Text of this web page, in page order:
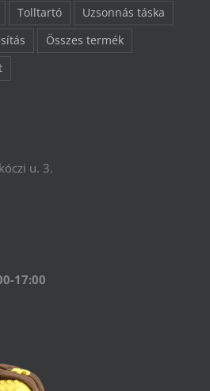
Tolltartó
Uzsonnás táska
Összes termék
u. 3.
17:00